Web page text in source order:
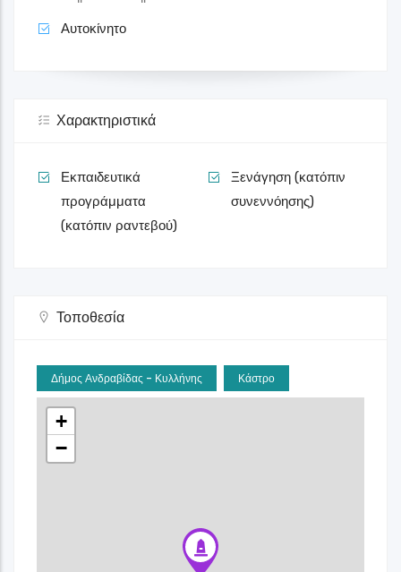
Αυτοκίνητο
Χαρακτηριστικά
Εκπαιδευτικά
προγράμματα
(κατόπιν ραντεβού)
Ξενάγηση (κατόπιν
συνεννόησης)
Τοποθεσία
Δήμος Ανδραβίδας - Κυλλήνης Κάστρο
+
−